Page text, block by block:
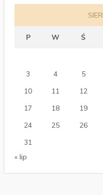
P W Ś
3
4 5
10
11 12
17
18 19
24
25 26
31
« lip